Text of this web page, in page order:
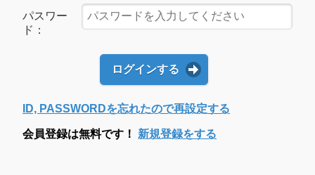
パスワー
ド：
ログインする
ID, PASSWORDを忘れたので再設定する
会員登録は無料です！ 新規登録をする